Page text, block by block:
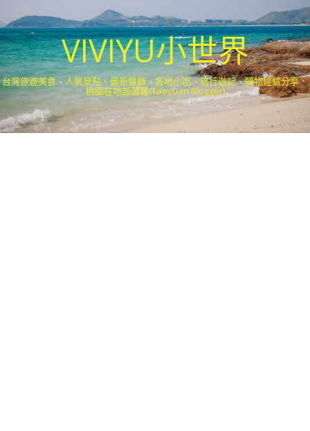
VIVIYU小世界
台灣旅遊美食、人氣景點、最新餐廳、各地小吃、旅行遊記、購物經驗分享．
桃園在地部落客(Taoyuan Blogger)